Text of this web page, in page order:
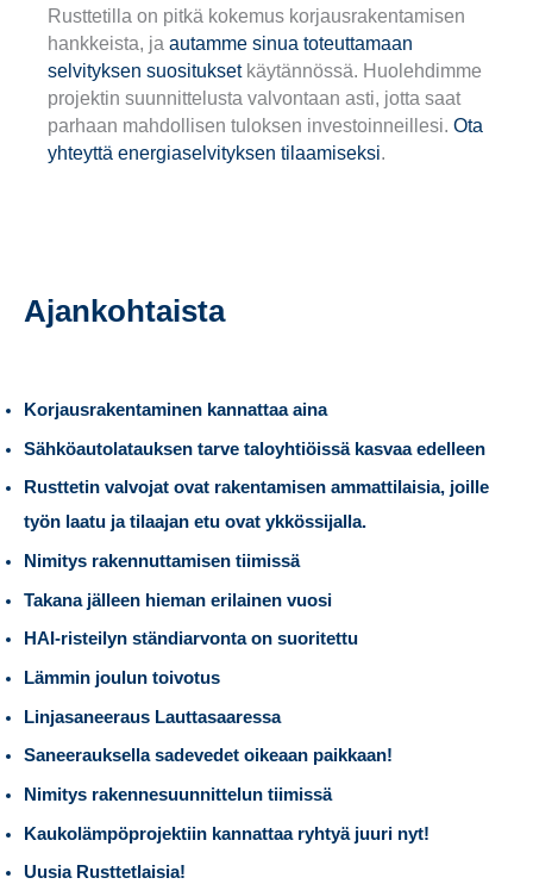
Rusttetilla on pitkä kokemus korjausrakentamisen
hankkeista, ja autamme sinua toteuttamaan
selvityksen suosituksetkäytännössä. Huolehdimme
projektin suunnittelusta valvontaan asti, jotta saat
parhaan mahdollisen tuloksen investoinneillesi. Ota
yhteyttä energiaselvityksen tilaamiseksi.
Ajankohtaista
Korjausrakentaminen kannattaa aina
Sähköautolatauksen tarve taloyhtiöissä kasvaa edelleen
Rusttetin valvojat ovat rakentamisen ammattilaisia, joille
työn laatu ja tilaajan etu ovat ykkössijalla.
Nimitys rakennuttamisen tiimissä
Takana jälleen hieman erilainen vuosi
HAI-risteilyn ständiarvonta on suoritettu
Lämmin joulun toivotus
Linjasaneeraus Lauttasaaressa
Saneerauksella sadevedet oikeaan paikkaan!
Nimitys rakennesuunnittelun tiimissä
Kaukolämpöprojektiin kannattaa ryhtyä juuri nyt!
Uusia Rusttetlaisia!